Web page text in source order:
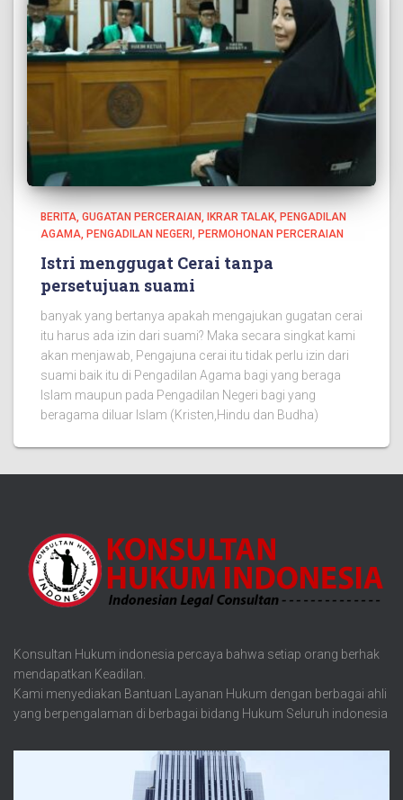
BERITA GUGATAN PERCERAIAN IKRAR TALAK PENGADILAN
AGAMA PENGADILAN NEGERI PERMOHONAN PERCERAIAN
Istri menggugat Cerai tanpa
persetujuan suami
banyak yang bertanya apakah mengajukan gugatan cerai
itu harus ada izin dari suami? Maka secara singkat kami
akan menjawab, Pengajuna cerai itu tidak perlu izin dari
suami baik itu di Pengadilan Agama bagi yang beraga
Islam maupun pada Pengadilan Negeri bagi yang
beragama diluar Islam (Kristen,Hindu dan Budha)
Konsultan Hukum indonesia percaya bahwa setiap orang berhak
mendapatkan Keadilan.
Kami menyediakan Bantuan Layanan Hukum dengan berbagai ahli
yang berpengalaman di berbagai bidang Hukum Seluruh indonesia